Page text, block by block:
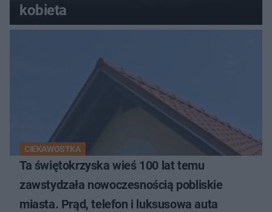
kobieta
CIEKAWOSTKA
Ta świętokrzyska wieś 100 lat temu
zawstydzała nowoczesnością pobliskie
miasta. Prąd, telefon i luksusowa auta